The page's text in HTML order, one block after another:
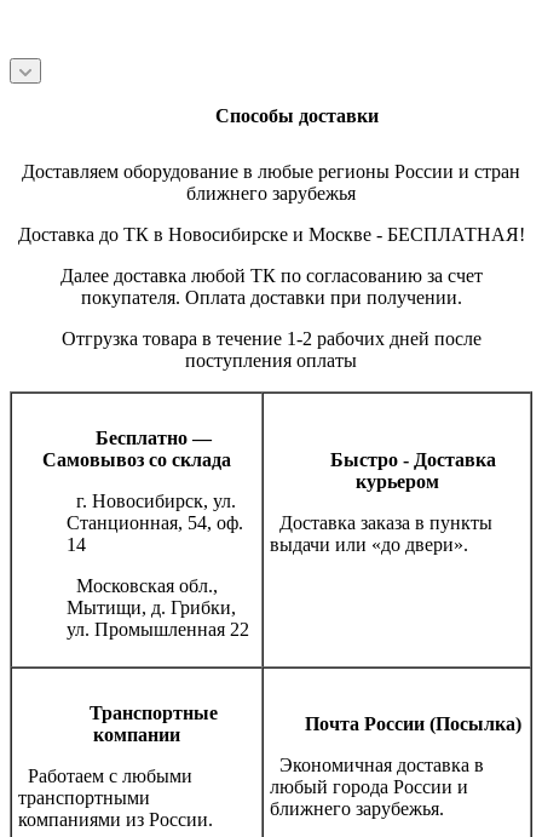
Способы доставки
Доставляем оборудование в любые регионы России и стран
ближнего зарубежья
Доставка до ТК в Новосибирске и Москве - БЕСПЛАТНАЯ!
Далее доставка любой ТК по согласованию за счет
покупателя. Оплата доставки при получении.
Отгрузка товара в течение 1-2 рабочих дней после
поступления оплаты
Бесплатно —
Самовывоз со склада
г. Новосибирск, ул.
Станционная, 54, оф.
14
Московская обл.,
Мытищи, д. Грибки,
ул. Промышленная 22
Быстро - Доставка
курьером
Доставка заказа в пункты
выдачи или «до двери».
Транспортные
компании
Работаем с любыми
транспортными
компаниями из России.
Почта России (Посылка)
Экономичная доставка в
любый города России и
ближнего зарубежья.